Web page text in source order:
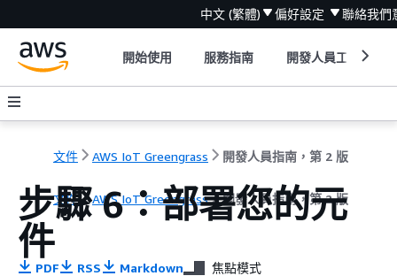
中文 (繁體) 偏好設定 聯絡我們
開始使用 服務指南 開發人員工具
文件 AWS IoT Greengrass 開發人員指南，第 2 版
文件 AWS IoT Greengrass 開發人員指南，第 2 版
步驟 6：部署您的元
件
PDF RSS Markdown 焦點模式